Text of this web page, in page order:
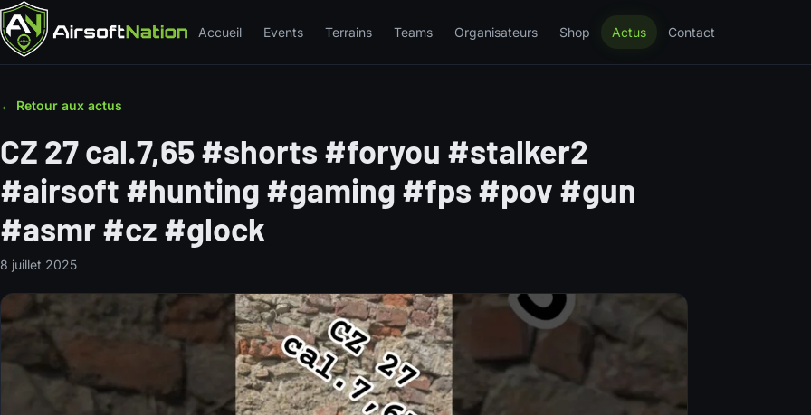
Accueil Events Terrains Teams Organisateurs Shop Actus Contact
← Retour aux actus
CZ 27 cal.7,65 #shorts #foryou #stalker2
#airsoft #hunting #gaming #fps #pov #gun
#asmr #cz #glock
8 juillet 2025